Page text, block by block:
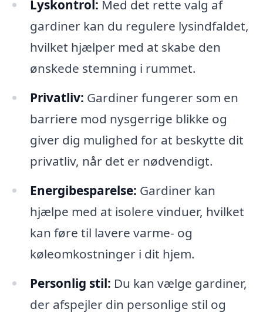
Lyskontrol: Med det rette valg af
gardiner kan du regulere lysindfaldet,
hvilket hjælper med at skabe den
ønskede stemning i rummet.
Privatliv: Gardiner fungerer som en
barriere mod nysgerrige blikke og
giver dig mulighed for at beskytte dit
privatliv, når det er nødvendigt.
Energibesparelse: Gardiner kan
hjælpe med at isolere vinduer, hvilket
kan føre til lavere varme- og
køleomkostninger i dit hjem.
Personlig stil: Du kan vælge gardiner,
der afspejler din personlige stil og